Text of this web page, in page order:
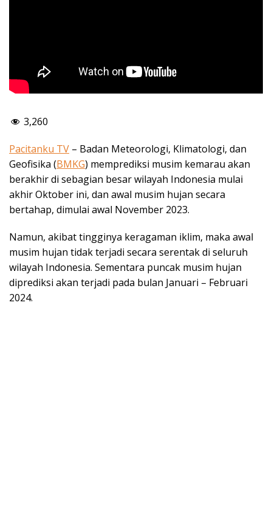
3,260
Pacitanku TV – Badan Meteorologi, Klimatologi, dan
Geofisika (BMKG) memprediksi musim kemarau akan
berakhir di sebagian besar wilayah Indonesia mulai
akhir Oktober ini, dan awal musim hujan secara
bertahap, dimulai awal November 2023.
Namun, akibat tingginya keragaman iklim, maka awal
musim hujan tidak terjadi secara serentak di seluruh
wilayah Indonesia. Sementara puncak musim hujan
diprediksi akan terjadi pada bulan Januari – Februari
2024.